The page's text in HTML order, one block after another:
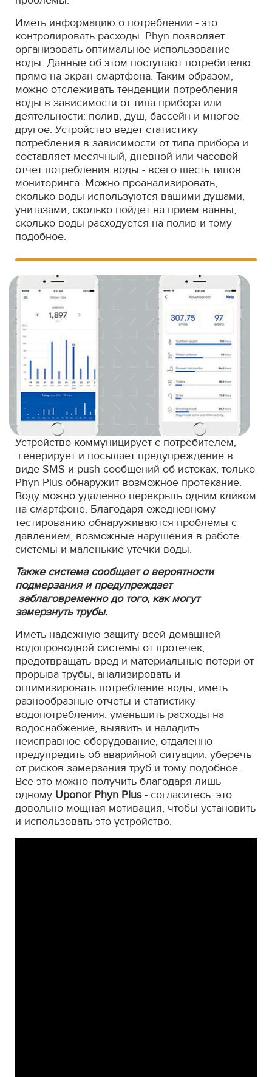
Иметь информацию о потреблении - это
контролировать расходы. Phyn позволяет
организовать оптимальное использование
воды. Данные об этом поступают потребителю
прямо на экран смартфона. Таким образом,
можно отслеживать тенденции потребления
воды в зависимости от типа прибора или
деятельности: полив, душ, бассейн и многое
другое. Устройство ведет статистику
потребления в зависимости от типа прибора и
составляет месячный, дневной или часовой
отчет потребления воды - всего шесть типов
мониторинга. Можно проанализировать,
сколько воды используются вашими душами,
унитазами, сколько пойдет на прием ванны,
сколько воды расходуется на полив и тому
подобное.
Устройство коммуницирует с потребителем,
генерирует и посылает предупреждение в
виде SMS и push-сообщений об истоках, только
Phyn Plus обнаружит возможное протекание.
Воду можно удаленно перекрыть одним кликом
на смартфоне. Благодаря ежедневному
тестированию обнаруживаются проблемы с
давлением, возможные нарушения в работе
системы и маленькие утечки воды.
Также система сообщает о вероятности
подмерзания и предупреждает
заблаговременно до того, как могут
замерзнуть трубы.
Иметь надежную защиту всей домашней
водопроводной системы от протечек,
предотвращать вред и материальные потери от
прорыва трубы, анализировать и
оптимизировать потребление воды, иметь
разнообразные отчеты и статистику
водопотребления, уменьшить расходы на
водоснабжение, выявить и наладить
неисправное оборудование, отдаленно
предупредить об аварийной ситуации, уберечь
от рисков замерзания труб и тому подобное.
Все это можно получить благодаря лишь
одному Uponor Phyn Plus- согласитесь, это
довольно мощная мотивация, чтобы установить
и использовать это устройство.